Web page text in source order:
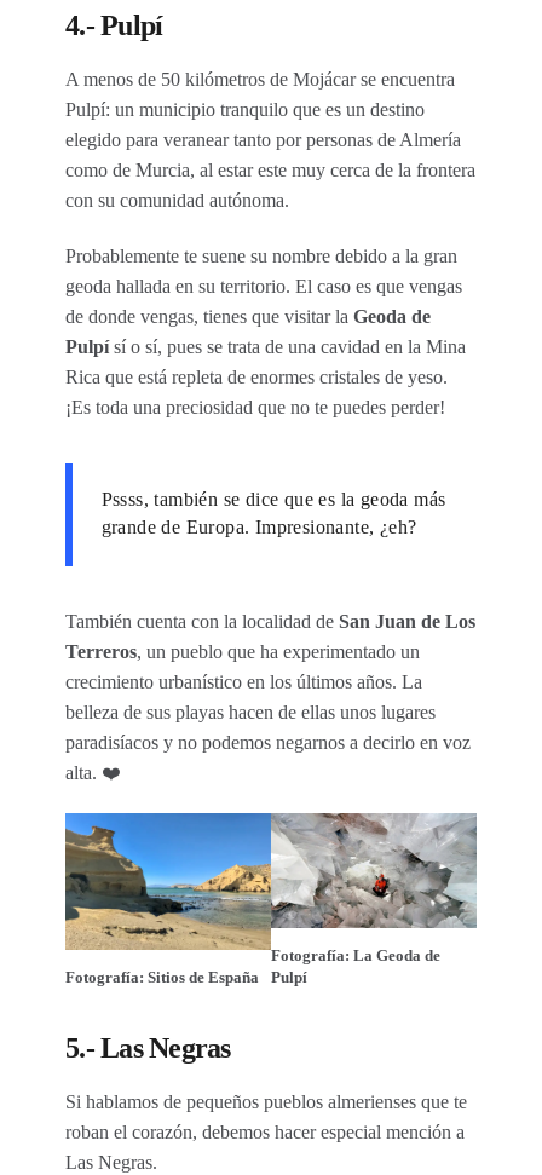
4.- Pulpí
A menos de 50 kilómetros de Mojácar se encuentra
Pulpí: un municipio tranquilo que es un destino
elegido para veranear tanto por personas de Almería
como de Murcia, al estar este muy cerca de la frontera
con su comunidad autónoma.
Probablemente te suene su nombre debido a la gran
geoda hallada en su territorio. El caso es que vengas
de donde vengas, tienes que visitar la Geoda de
Pulpísí o sí, pues se trata de una cavidad en la Mina
Rica que está repleta de enormes cristales de yeso.
¡Es toda una preciosidad que no te puedes perder!
Pssss, también se dice que es la geoda más
grande de Europa. Impresionante, ¿eh?
También cuenta con la localidad de San Juan de Los
Terreros, un pueblo que ha experimentado un
crecimiento urbanístico en los últimos años. La
belleza de sus playas hacen de ellas unos lugares
paradisíacos y no podemos negarnos a decirlo en voz
alta. ❤️
Fotografía: Sitios de España
Fotografía: La Geoda de
Pulpí
5.- Las Negras
Si hablamos de pequeños pueblos almerienses que te
roban el corazón, debemos hacer especial mención a
Las Negras.